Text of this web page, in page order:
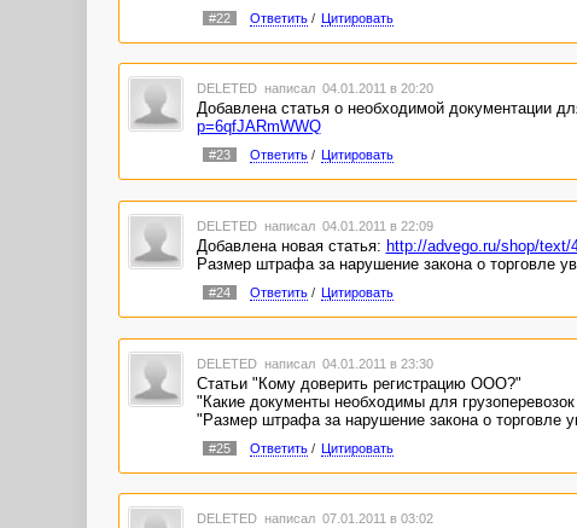
#22 Ответить/ Цитировать
DELETED написал 04.01.2011 в 20:20
Добавлена статья о необходимой документации
p=6qfJARmWWQ
#23 Ответить/ Цитировать
DELETED написал 04.01.2011 в 22:09
Добавлена новая статья: http://advego.ru/shop/text/
Размер штрафа за нарушение закона о торговле
#24 Ответить/ Цитировать
DELETED написал 04.01.2011 в 23:30
Статьи "Кому доверить регистрацию ООО?"
"Какие документы необходимы для
"Размер штрафа за нарушение закона о торговле
#25 Ответить/ Цитировать
DELETED написал 07.01.2011 в 03:02